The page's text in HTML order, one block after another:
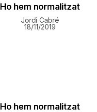
Ho hem normalitzat
Jordi Cabré
18/11/2019
Ho hem normalitzat